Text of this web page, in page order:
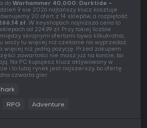
do Warhammer 40,000: Darktide -
dzień 9 sie 2026 najtańszy klucz kosztuje
20 ofert z 14 sklepów, a rozpiętość
zł. W keyshopach najniższa cena to
od 224,99 zł. Przy takiej liczbie
skrajnymi ofertami bywa kilkukrotna,
waży tu więcej niż czekanie na wyprzedaż.
więcej niż jedną pozycję. Przed zakupem
zawartości nie masz już na koncie, bo
Na PC kupujesz klucz aktywowany w
i to tutaj rynek jest najszerszy, bo ofertę
czwarta gier.
RPG Adventure